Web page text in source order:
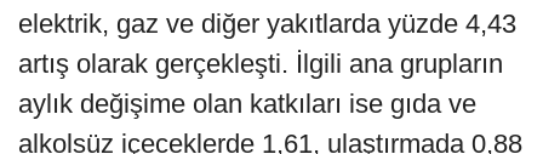
elektrik, gaz ve diğer yakıtlarda yüzde 4,43
artış olarak gerçekleşti. İlgili ana grupların
aylık değişime olan katkıları ise gıda ve
alkolsüz içeceklerde 1,61, ulaştırmada 0,88